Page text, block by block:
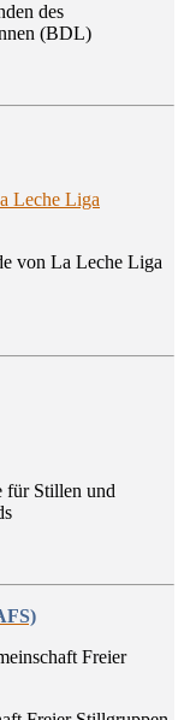
des
(BDL)
von La Leche Liga
für Stillen und